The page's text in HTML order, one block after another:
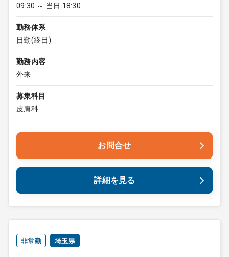
09:30 ～ 当日 18:30
勤務体系
日勤(終日)
勤務内容
外来
募集科目
皮膚科
お問合せ
詳細を見る
非常勤 埼玉県